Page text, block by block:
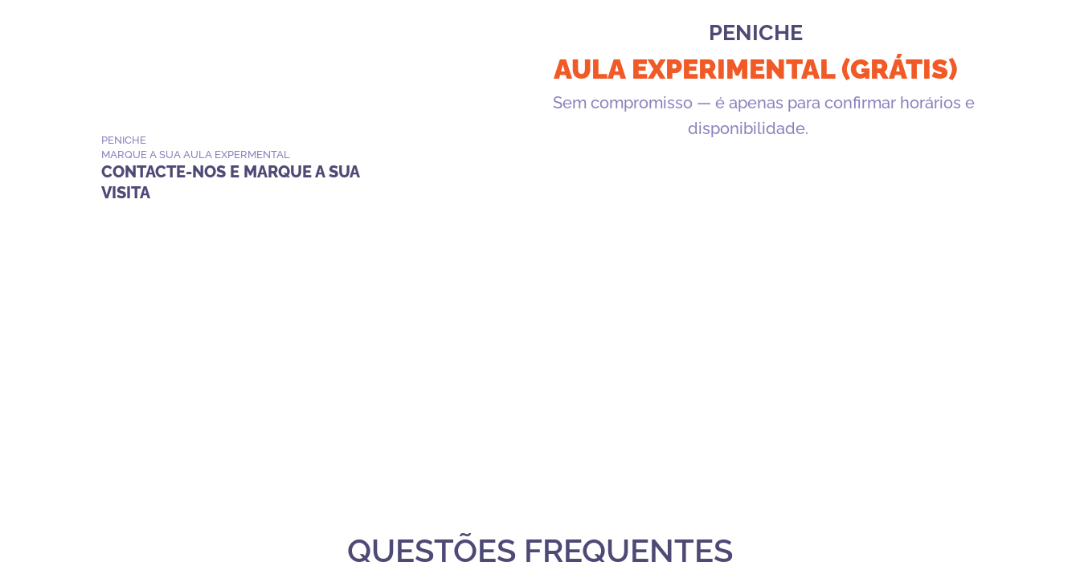
PENICHE
MARQUE A SUA AULA EXPERMENTAL
CONTACTE-NOS E MARQUE A SUA
VISITA
PENICHE
AULA EXPERIMENTAL (GRÁTIS)
Sem compromisso — é apenas para confirmar horários e
disponibilidade.
QUESTÕES FREQUENTES